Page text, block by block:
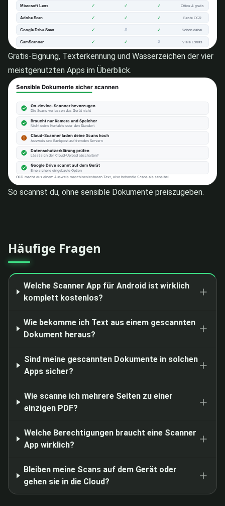
Gratis-Eignung, Texterkennung und Wasserzeichen der vier
meistgenutzten Apps im Überblick.
So scannst du, ohne sensible Dokumente preiszugeben.
Häufige Fragen
Welche Scanner App für Android ist wirklich
komplett kostenlos?
Wie bekomme ich Text aus einem gescannten
Dokument heraus?
Sind meine gescannten Dokumente in solchen
Apps sicher?
Wie scanne ich mehrere Seiten zu einer
einzigen PDF?
Welche Berechtigungen braucht eine Scanner
App wirklich?
Bleiben meine Scans auf dem Gerät oder
gehen sie in die Cloud?